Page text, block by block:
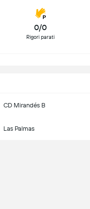
0/0
Rigori parati
CD Mirandés B
Las Palmas